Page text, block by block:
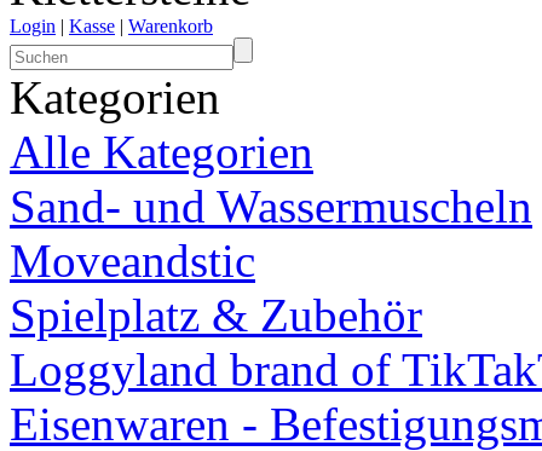
Login | Kasse | Warenkorb
Kategorien
Alle Kategorien
Sand- und Wassermuscheln
Moveandstic
Spielplatz & Zubehör
Loggyland brand of
Eisenwaren -